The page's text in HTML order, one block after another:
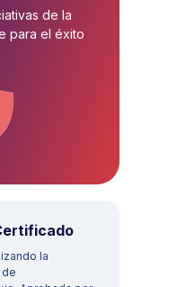
de la
para el éxito
la